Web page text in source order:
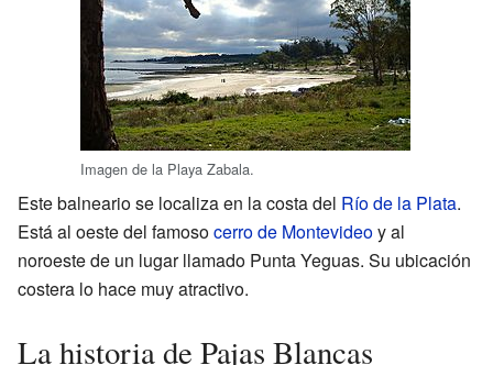
Imagen de la Playa Zabala.
Este balneario se localiza en la costa del Río de la Plata.
Está al oeste del famosocerro de Montevideoy al
noroeste de un lugar llamado Punta Yeguas. Su ubicación
costera lo hace muy atractivo.
La historia de Pajas Blancas